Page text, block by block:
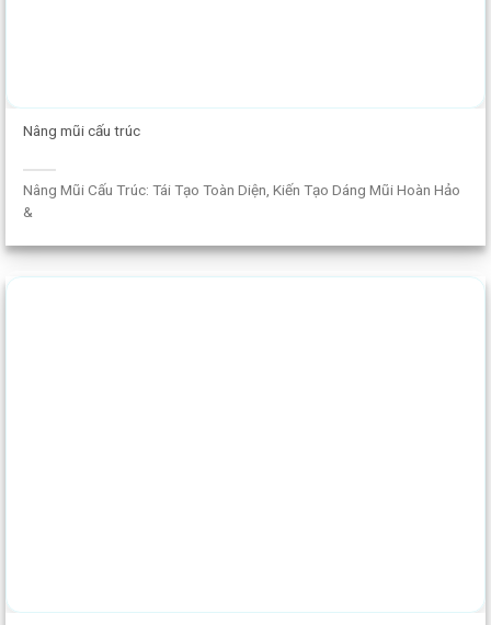
Nâng mũi cấu trúc
Nâng Mũi Cấu Trúc: Tái Tạo Toàn Diện, Kiến Tạo Dáng Mũi Hoàn Hảo
&